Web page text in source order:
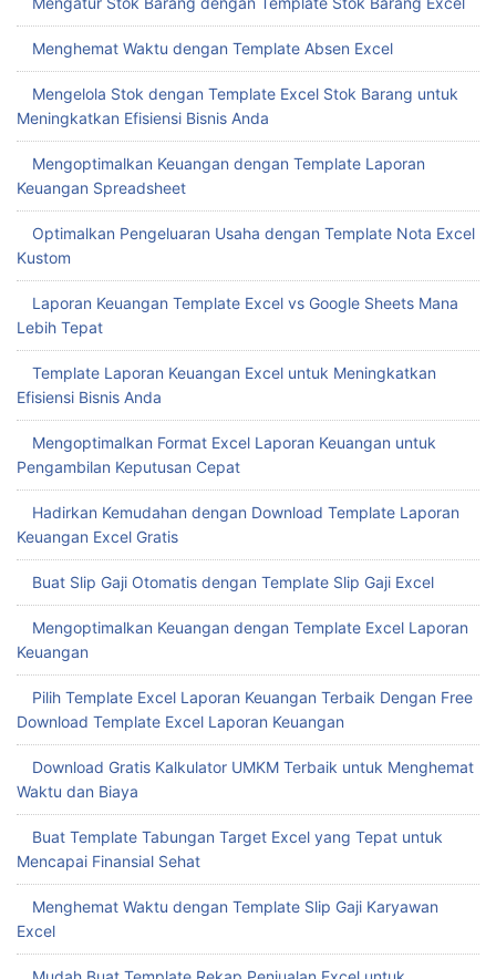
Menghemat Waktu dengan Template Absen Excel
Mengelola Stok dengan Template Excel Stok Barang untuk
Meningkatkan Efisiensi Bisnis Anda
Mengoptimalkan Keuangan dengan Template Laporan
Keuangan Spreadsheet
Optimalkan Pengeluaran Usaha dengan Template Nota Excel
Kustom
Laporan Keuangan Template Excel vs Google Sheets Mana
Lebih Tepat
Template Laporan Keuangan Excel untuk Meningkatkan
Efisiensi Bisnis Anda
Mengoptimalkan Format Excel Laporan Keuangan untuk
Pengambilan Keputusan Cepat
Hadirkan Kemudahan dengan Download Template Laporan
Keuangan Excel Gratis
Buat Slip Gaji Otomatis dengan Template Slip Gaji Excel
Mengoptimalkan Keuangan dengan Template Excel Laporan
Keuangan
Pilih Template Excel Laporan Keuangan Terbaik Dengan Free
Download Template Excel Laporan Keuangan
Download Gratis Kalkulator UMKM Terbaik untuk Menghemat
Waktu dan Biaya
Buat Template Tabungan Target Excel yang Tepat untuk
Mencapai Finansial Sehat
Menghemat Waktu dengan Template Slip Gaji Karyawan
Excel